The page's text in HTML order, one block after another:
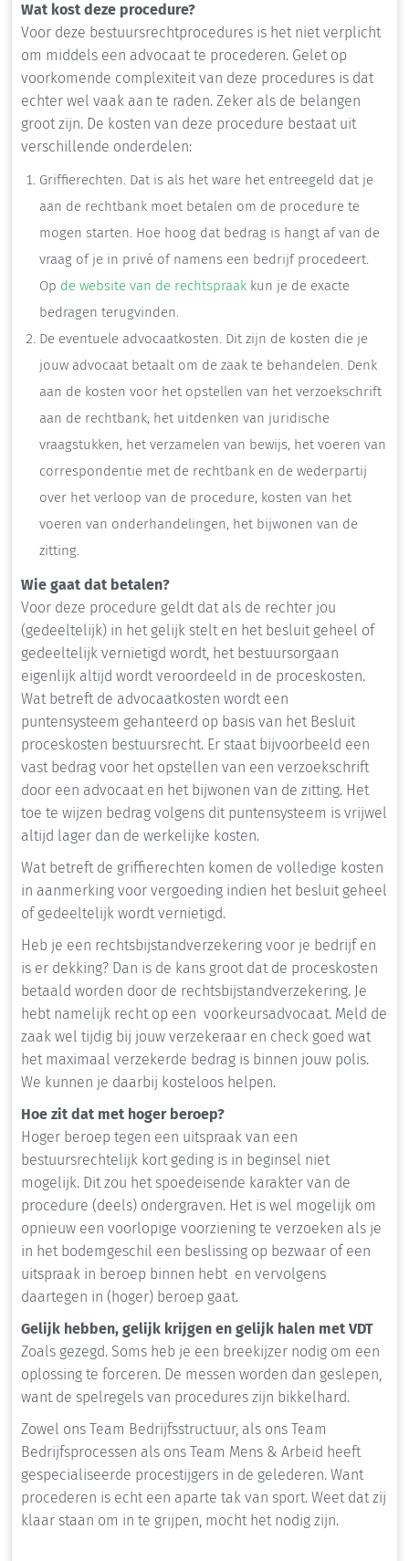
Wat kost deze procedure?
Voor deze bestuursrechtprocedures is het niet verplicht
om middels een advocaat te procederen. Gelet op
voorkomende complexiteit van deze procedures is dat
echter wel vaak aan te raden. Zeker als de belangen
groot zijn. De kosten van deze procedure bestaat uit
verschillende onderdelen:
Griffierechten. Dat is als het ware het entreegeld dat je
aan de rechtbank moet betalen om de procedure te
mogen starten. Hoe hoog dat bedrag is hangt af van de
vraag of je in privé of namens een bedrijf procedeert.
Op de website van de rechtspraak kun je de exacte
bedragen terugvinden.
De eventuele advocaatkosten. Dit zijn de kosten die je
jouw advocaat betaalt om de zaak te behandelen. Denk
aan de kosten voor het opstellen van het verzoekschrift
aan de rechtbank, het uitdenken van juridische
vraagstukken, het verzamelen van bewijs, het voeren van
correspondentie met de rechtbank en de wederpartij
over het verloop van de procedure, kosten van het
voeren van onderhandelingen, het bijwonen van de
zitting.
Wie gaat dat betalen?
Voor deze procedure geldt dat als de rechter jou
(gedeeltelijk) in het gelijk stelt en het besluit geheel of
gedeeltelijk vernietigd wordt, het bestuursorgaan
eigenlijk altijd wordt veroordeeld in de proceskosten.
Wat betreft de advocaatkosten wordt een
puntensysteem gehanteerd op basis van het Besluit
proceskosten bestuursrecht. Er staat bijvoorbeeld een
vast bedrag voor het opstellen van een verzoekschrift
door een advocaat en het bijwonen van de zitting. Het
toe te wijzen bedrag volgens dit puntensysteem is vrijwel
altijd lager dan de werkelijke kosten.
Wat betreft de griffierechten komen de volledige kosten
in aanmerking voor vergoeding indien het besluit geheel
of gedeeltelijk wordt vernietigd.
Heb je een rechtsbijstandverzekering voor je bedrijf en
is er dekking? Dan is de kans groot dat de proceskosten
betaald worden door de rechtsbijstandverzekering. Je
hebt namelijk recht op een voorkeursadvocaat. Meld de
zaak wel tijdig bij jouw verzekeraar en check goed wat
het maximaal verzekerde bedrag is binnen jouw polis.
We kunnen je daarbij kosteloos helpen.
Hoe zit dat met hoger beroep?
Hoger beroep tegen een uitspraak van een
bestuursrechtelijk kort geding is in beginsel niet
mogelijk. Dit zou het spoedeisende karakter van de
procedure (deels) ondergraven. Het is wel mogelijk om
opnieuw een voorlopige voorziening te verzoeken als je
in het bodemgeschil een beslissing op bezwaar of een
uitspraak in beroep binnen hebt en vervolgens
daartegen in (hoger) beroep gaat.
Gelijk hebben, gelijk krijgen en gelijk halen met VDT
Zoals gezegd. Soms heb je een breekijzer nodig om een
oplossing te forceren. De messen worden dan geslepen,
want de spelregels van procedures zijn bikkelhard.
Zowel ons Team Bedrijfsstructuur, als ons Team
Bedrijfsprocessen als ons Team Mens & Arbeid heeft
gespecialiseerde procestijgers in de gelederen. Want
procederen is echt een aparte tak van sport. Weet dat zij
klaar staan om in te grijpen, mocht het nodig zijn.